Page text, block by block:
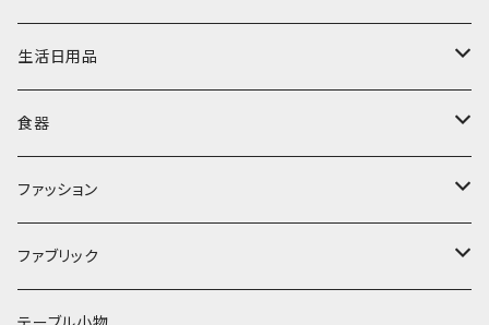
ミラー
ぬいぐるみ
時計
フラワーベース
ランプ
水筒・マグ
カトラリー
食器
その他
生活日用品
タオル・ハンカチ
キッチンクロス
その他
食器
コップ・マグカップ
プレート
ボウル
ファッション
バッグ
エプロン
ファブリック
タオル